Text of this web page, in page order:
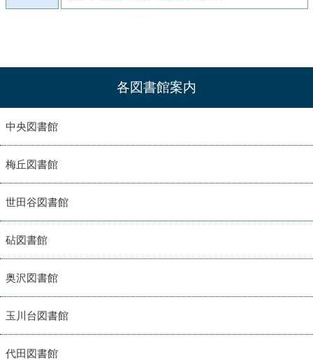
各図書館案内
中央図書館
梅丘図書館
世田谷図書館
砧図書館
奥沢図書館
玉川台図書館
代田図書館